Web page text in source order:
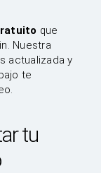
que
Nuestra
actualizada y
te
tu